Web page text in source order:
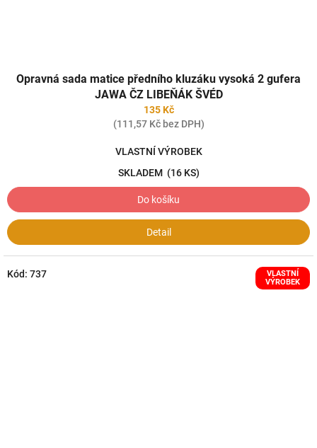
Opravná sada matice předního kluzáku vysoká 2 gufera
JAWA ČZ LIBEŇÁK ŠVÉD
135 Kč
(111,57 Kč bez DPH)
VLASTNÍ VÝROBEK
SKLADEM (16 KS)
Do košíku
Detail
VLASTNÍ
VÝROBEK
Kód: 737